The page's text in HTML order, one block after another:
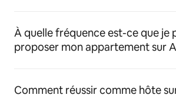
À quelle fréquence est-ce que je
proposer mon appartement sur
Comment réussir comme hôte